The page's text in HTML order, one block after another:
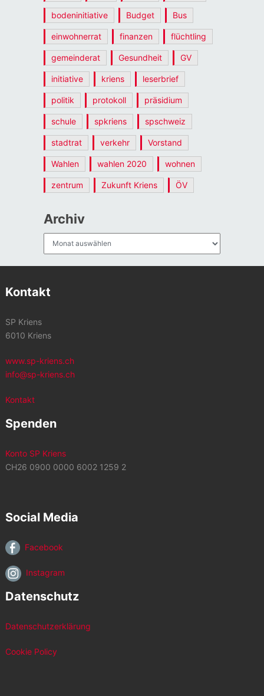
bodeninitiative Budget Bus
einwohnerrat finanzen flüchtling
gemeinderat Gesundheit GV
initiative kriens leserbrief
politik protokoll präsidium
schule spkriens spschweiz
stadtrat verkehr Vorstand
Wahlen wahlen 2020 wohnen
zentrum Zukunft Kriens ÖV
Archiv
Kontakt
SP Kriens
6010 Kriens
www.sp-kriens.ch
info@sp-kriens.ch
Kontakt
Spenden
Konto SP Kriens
CH26 0900 0000 6002 1259 2
Social Media
Facebook
Instagram
Datenschutz
Datenschutzerklärung
Cookie Policy